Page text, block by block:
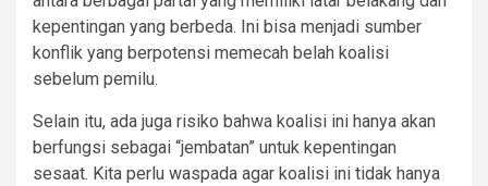
kepentingan yang berbeda. Ini bisa menjadi sumber
konflik yang berpotensi memecah belah koalisi
sebelum pemilu.
Selain itu, ada juga risiko bahwa koalisi ini hanya akan
berfungsi sebagai “jembatan” untuk kepentingan
sesaat. Kita perlu waspada agar koalisi ini tidak hanya